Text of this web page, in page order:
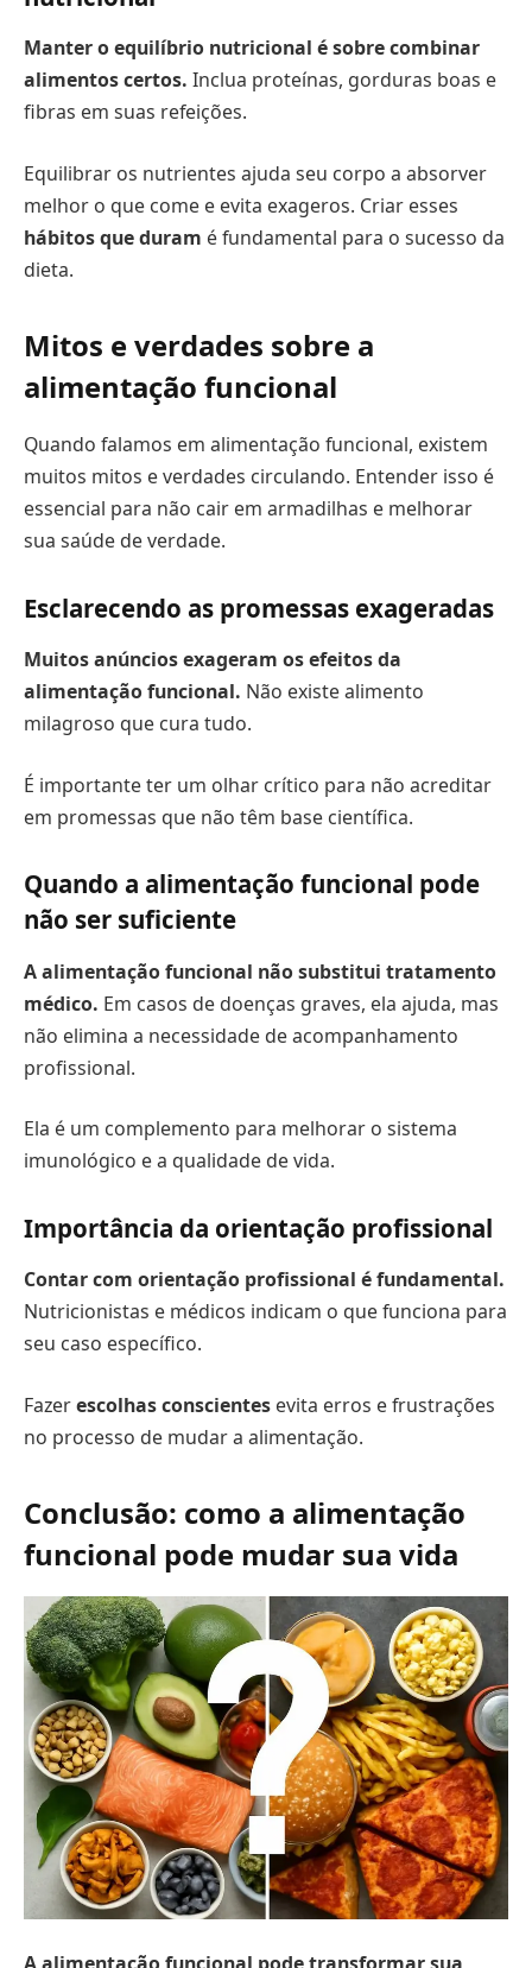
Manter o equilíbrio nutricional é sobre combinar
alimentos certos. Inclua proteínas, gorduras boas e
fibras em suas refeições.
Equilibrar os nutrientes ajuda seu corpo a absorver
melhor o que come e evita exageros. Criar esses
hábitos que duram é fundamental para o sucesso da
dieta.
Mitos e verdades sobre a
alimentação funcional
Quando falamos em alimentação funcional, existem
muitos mitos e verdades circulando. Entender isso é
essencial para não cair em armadilhas e melhorar
sua saúde de verdade.
Esclarecendo as promessas exageradas
Muitos anúncios exageram os efeitos da
alimentação funcional. Não existe alimento
milagroso que cura tudo.
É importante ter um olhar crítico para não acreditar
em promessas que não têm base científica.
Quando a alimentação funcional pode
não ser suficiente
A alimentação funcional não substitui tratamento
médico. Em casos de doenças graves, ela ajuda, mas
não elimina a necessidade de acompanhamento
profissional.
Ela é um complemento para melhorar o sistema
imunológico e a qualidade de vida.
Importância da orientação profissional
Contar com orientação profissional é fundamental.
Nutricionistas e médicos indicam o que funciona para
seu caso específico.
Fazerescolhas conscientes evita erros e frustrações
no processo de mudar a alimentação.
Conclusão: como a alimentação
funcional pode mudar sua vida